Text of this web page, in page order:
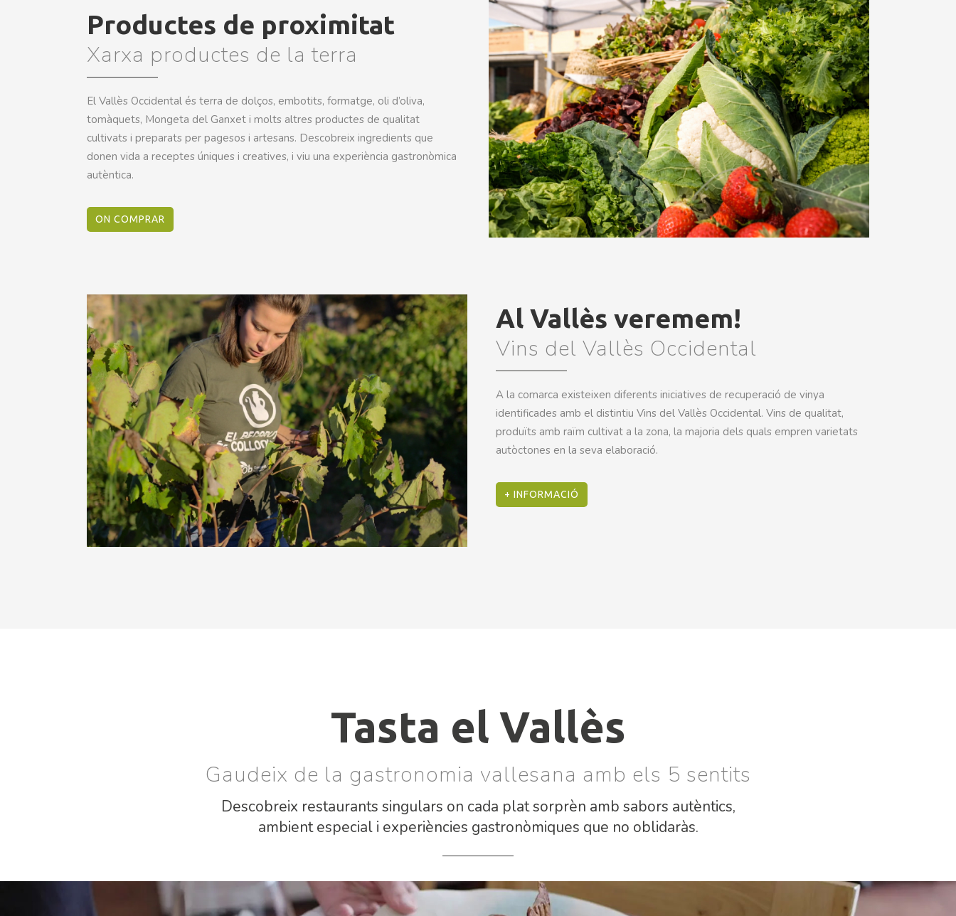
Productes de proximitat
Xarxa productes de la terra
El Vallès Occidental és terra de dolços, embotits, formatge, oli d’oliva,
tomàquets, Mongeta del Ganxet i molts altres productes de qualitat
cultivats i preparats per pagesos i artesans. Descobreix ingredients que
donen vida a receptes úniques i creatives, i viu una experiència gastronòmica
autèntica.
ON COMPRAR
Al Vallès veremem!
Vins del Vallès Occidental
A la comarca existeixen diferents iniciatives de recuperació de vinya
identificades amb el distintiu Vins del Vallès Occidental. Vins de qualitat,
produïts amb raïm cultivat a la zona, la majoria dels quals empren varietats
autòctones en la seva elaboració.
+ INFORMACIÓ
Tasta el Vallès
Gaudeix de la gastronomia vallesana amb els 5 sentits
Descobreix restaurants singulars on cada plat sorprèn amb sabors autèntics,
ambient especial i experiències gastronòmiques que no oblidaràs.